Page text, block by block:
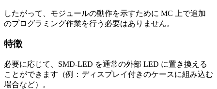
したがって、モジュールの動作を示すために MC 上で追加
のプログラミング作業を行う必要はありません。
特徴
必要に応じて、SMD-LED を通常の外部 LED に置き換える
ことができます（例：ディスプレイ付きのケースに組み込む
場合など）。